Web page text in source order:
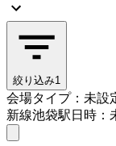
絞り込み1
会場タイプ：未設
新線池袋駅日時：